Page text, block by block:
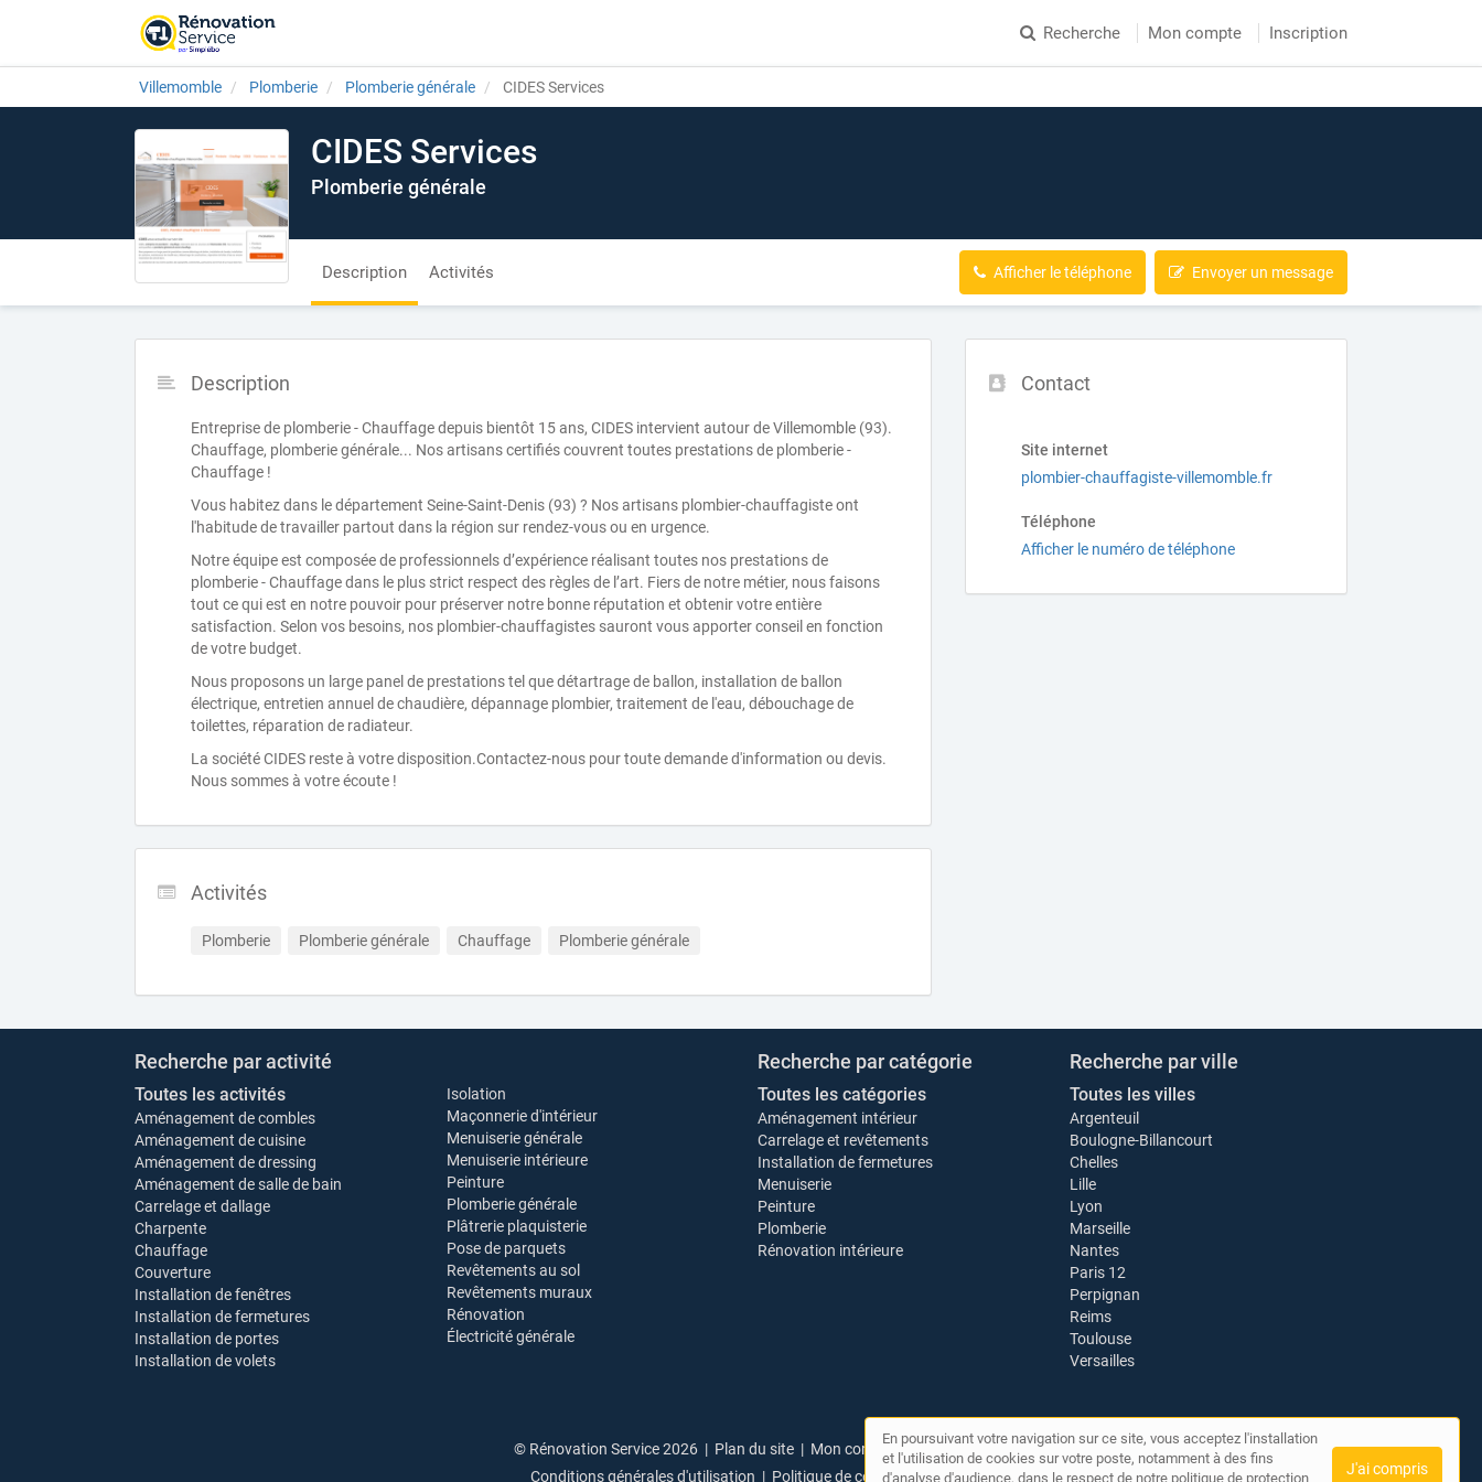
Recherche Mon compte Inscription
Villemomble Plomberie Plomberie générale CIDES Services
CIDES Services
Plomberie générale
Description Activités Afficher le téléphone Envoyer un message
Contact
Site internet
plombier-chauffagiste-villemomble.fr
Téléphone
Afficher le numéro de téléphone
Description
Entreprise de plomberie - Chauffage depuis bientôt 15 ans, CIDES intervient autour de Villemomble (93).
Chauffage, plomberie générale... Nos artisans certifiés couvrent toutes prestations de plomberie -
Chauffage !
Vous habitez dans le département Seine-Saint-Denis (93) ? Nos artisans plombier-chauffagiste ont
l'habitude de travailler partout dans la région sur rendez-vous ou en urgence.
Notre équipe est composée de professionnels d’expérience réalisant toutes nos prestations de
plomberie - Chauffage dans le plus strict respect des règles de l’art. Fiers de notre métier, nous faisons
tout ce qui est en notre pouvoir pour préserver notre bonne réputation et obtenir votre entière
satisfaction. Selon vos besoins, nos plombier-chauffagistes sauront vous apporter conseil en fonction
de votre budget.
Nous proposons un large panel de prestations tel que détartrage de ballon, installation de ballon
électrique, entretien annuel de chaudière, dépannage plombier, traitement de l'eau, débouchage de
toilettes, réparation de radiateur.
La société CIDES reste à votre disposition.Contactez-nous pour toute demande d'information ou devis.
Nous sommes à votre écoute !
Activités
Plomberie Plomberie générale Chauffage Plomberie générale
Recherche par activité
Toutes les activités
Aménagement de combles
Aménagement de cuisine
Aménagement de dressing
Aménagement de salle de bain
Carrelage et dallage
Charpente
Chauffage
Couverture
Installation de fenêtres
Installation de fermetures
Installation de portes
Installation de volets
Isolation
Maçonnerie d'intérieur
Menuiserie générale
Menuiserie intérieure
Peinture
Plomberie générale
Plâtrerie plaquisterie
Pose de parquets
Revêtements au sol
Revêtements muraux
Rénovation
Électricité générale
Recherche par catégorie
Toutes les catégories
Aménagement intérieur
Carrelage et revêtements
Installation de fermetures
Menuiserie
Peinture
Plomberie
Rénovation intérieure
Recherche par ville
Toutes les villes
Argenteuil
Boulogne-Billancourt
Chelles
Lille
Lyon
Marseille
Nantes
Paris 12
Perpignan
Reims
Toulouse
Versailles
© Rénovation Service 2026 | Plan du site | Mon compte|Contact
Conditions générales d'utilisation | Politique de confidentialité
En poursuivant votre navigation sur ce site, vous acceptez l'installation
et l'utilisation de cookies sur votre poste, notamment à des fins
d'analyse d'audience, dans le respect de notre politique de protection
J'ai compris